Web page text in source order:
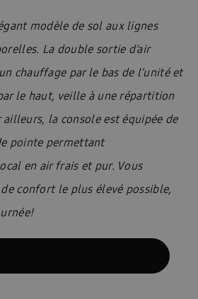
modèle de sol aux lignes
La double sortie d’air
chauffage par le bas de l’unité et
le haut, veille à une répartition
ailleurs, la console est équipée de
pointe permettant
en air frais et pur. Vous
confort le plus élevé possible,